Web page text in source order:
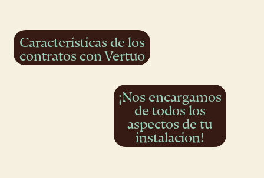
Características de los
contratos con Vertuo
¡Nos encargamos
de todos los
aspectos de tu
instalacion!